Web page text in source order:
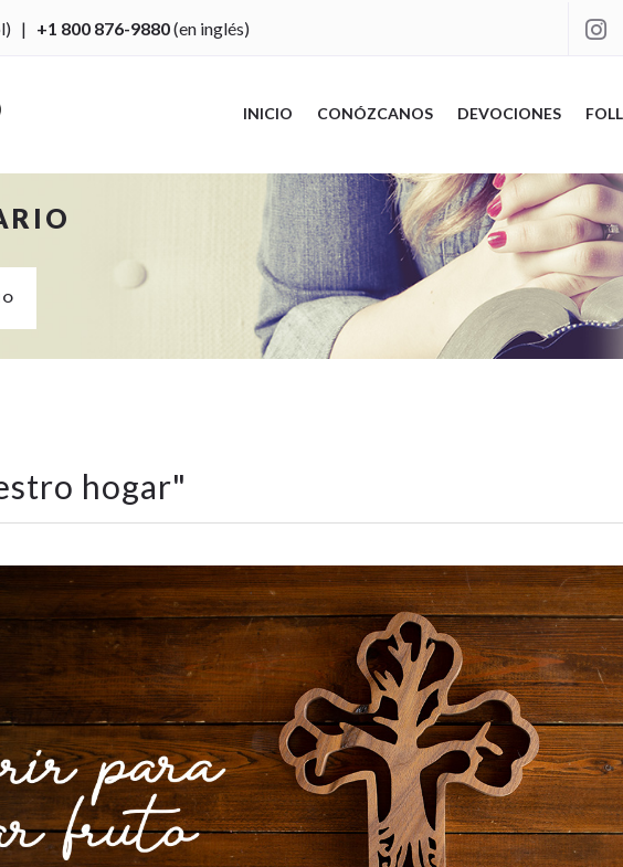
| +1 800 876-9880(en inglés) 
INICIO CONÓZCANOS DEVOCIONES
hogar"